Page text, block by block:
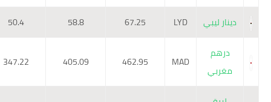
دينار ليبي 67.25
58.8
50.4
درهم
مغربي
MAD
462.95
405.09
347.22